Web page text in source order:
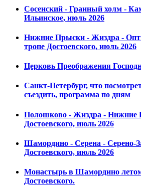
Сосенский - Гранный холм -
Ильинское, июль 2026
Нижние Прыски - Жиздра -
тропе Достоевского, июль 2026
Церковь Преображения
Санкт-Петербург, что
съездить, программа по дням
Полошково - Жиздра - Нижние
Достоевского, июль 2026
Шамордино - Серена - Серено-
Достоевского, июль 2026
Монастырь в Шамордино
Достоевского.